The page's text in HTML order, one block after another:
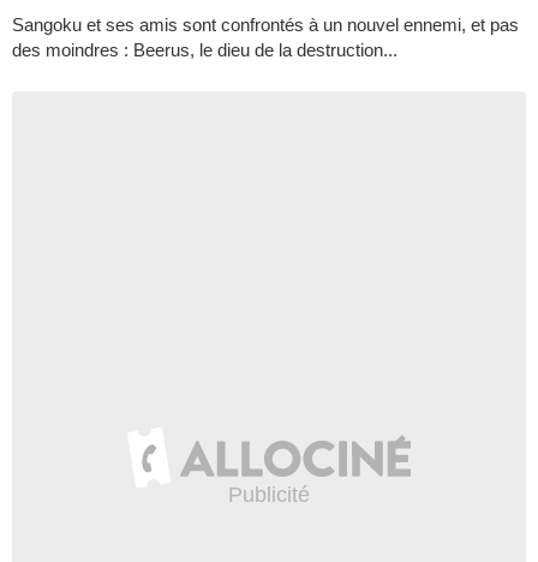
Sangoku et ses amis sont confrontés à un nouvel ennemi, et pas
des moindres : Beerus, le dieu de la destruction...